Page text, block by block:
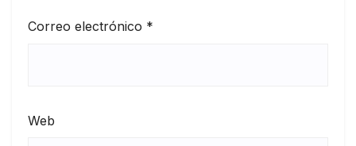
Correo electrónico *
Web